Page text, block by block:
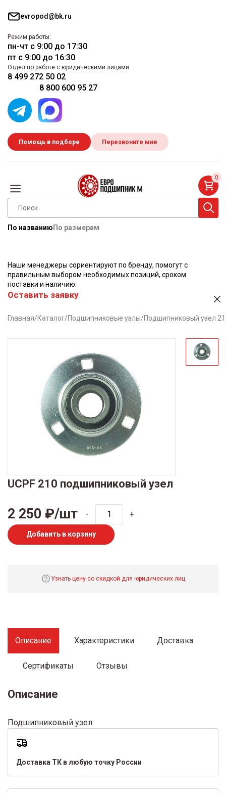
evropod@bk.ru
Режим работы:
пн-чт с 9:00 до 17:30
пт с 9:00 до 16:30
Отдел по работе с юридическими лицами
8 499 272 50 02
8 800 600 95 27
Помощь в подборе Перезвоните мне
По названию По размерам
0
Наши менеджеры сориентируют по бренду, помогут с
правильным выбором необходимых позиций, сроком
поставки и наличию.
Оставить заявку
Главная/Каталог/Подшипниковые узлы/Подшипниковый узел
UCPF 210 подшипниковый узел
2 250 ₽/шт - +
Добавить в корзину
Узнать цену со скидкой для юридических лиц
Описание Характеристики Доставка
Сертификаты Отзывы
Описание
Подшипниковый узел
Доставка ТК в любую точку России